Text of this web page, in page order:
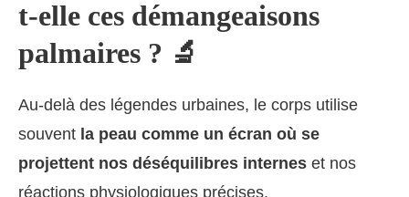
t-elle ces démangeaisons
palmaires ? 🔬
Au-delà des légendes urbaines, le corps utilise
souvent la peau comme un écran où se
projettent nos déséquilibres internes et nos
réactions physiologiques précises.